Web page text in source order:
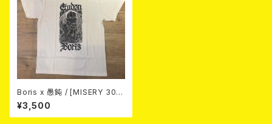
Boris x 愚鈍 / [MISERY 30t
h]Tシャツ (WHITE)
¥3,500